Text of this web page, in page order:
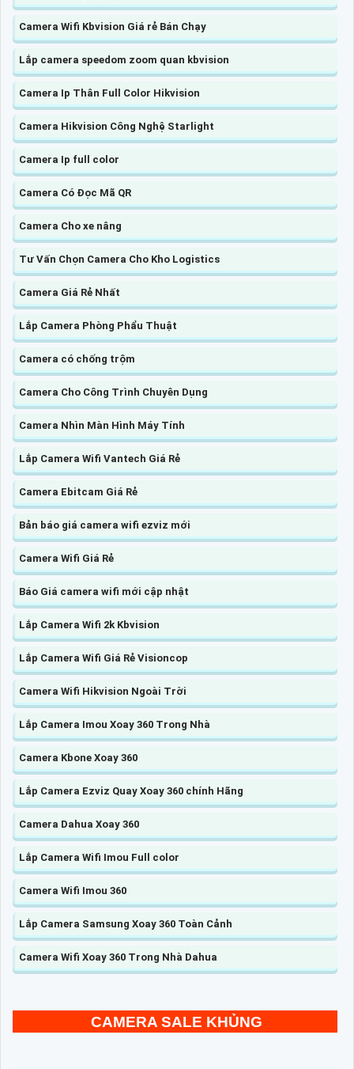
Camera Wifi Kbvision Giá rẻ Bán Chạy
Lắp camera speedom zoom quan kbvision
Camera Ip Thân Full Color Hikvision
Camera Hikvision Công Nghệ Starlight
Camera Ip full color
Camera Có Đọc Mã QR
Camera Cho xe nâng
Tư Vấn Chọn Camera Cho Kho Logistics
Camera Giá Rẻ Nhất
Lắp Camera Phòng Phẩu Thuật
Camera có chống trộm
Camera Cho Công Trình Chuyên Dụng
Camera Nhìn Màn Hình Máy Tính
Lắp Camera Wifi Vantech Giá Rẻ
Camera Ebitcam Giá Rẻ
Bản báo giá camera wifi ezviz mới
Camera Wifi Giá Rẻ
Báo Giá camera wifi mới cập nhật
Lắp Camera Wifi 2k Kbvision
Lắp Camera Wifi Giá Rẻ Visioncop
Camera Wifi Hikvision Ngoài Trời
Lắp Camera Imou Xoay 360 Trong Nhà
Camera Kbone Xoay 360
Lắp Camera Ezviz Quay Xoay 360 chính Hãng
Camera Dahua Xoay 360
Lắp Camera Wifi Imou Full color
Camera Wifi Imou 360
Lắp Camera Samsung Xoay 360 Toàn Cảnh
Camera Wifi Xoay 360 Trong Nhà Dahua
CAMERA SALE KHỦNG